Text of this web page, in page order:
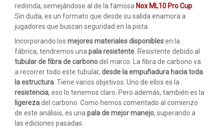
redonda, semejándose al de la famosa NoxML10 Pro Cup
Sin duda, es un formato que desde su salida enamora a
jugadores que buscan seguridad en la pista.
Incorporando los mejores materiales disponiblesen la
fábrica, tendremos una pala resistente . Resistente debido al
tubular de fibra de carbonodel marco. La fibra de carbono va
a recorrer todo este tubular, desde la empuñadura hacia toda
la estructura . Tiene varios objetivos. Uno de ellos es la
resistencia, eso lo tenemos claro. Pero además, también es la
ligerezadel carbono. Como hemos comentado al comienzo
de este análisis, es una pala de mejor manejo, superando a
las ediciones pasadas.